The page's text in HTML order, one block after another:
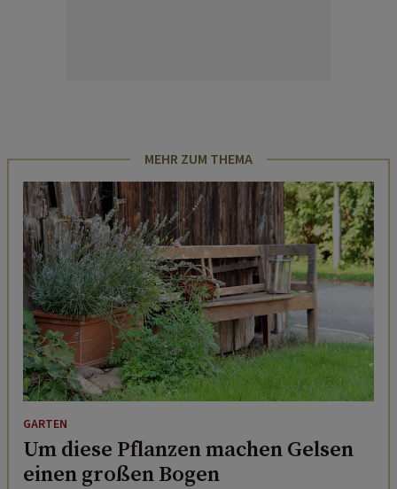
MEHR ZUM THEMA
GARTEN
Um diese Pflanzen machen Gelsen
einen großen Bogen